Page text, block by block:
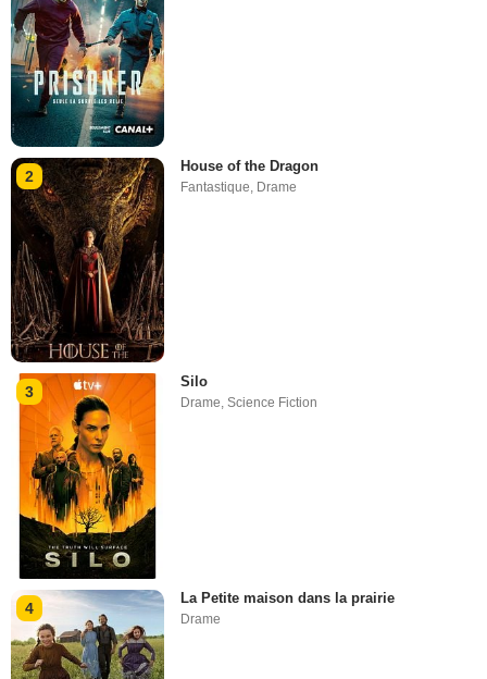
2
House of the Dragon
Fantastique, Drame
3
Silo
Drame,Science Fiction
4
La Petite maison dans la prairie
Drame